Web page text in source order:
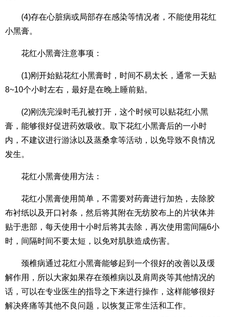
(4)存在心脏病或局部存在感染等情况者，不能使用花红
小黑膏。
花红小黑膏注意事项：
(1)刚开始贴花红小黑膏时，时间不易太长，通常一天贴
8~10个小时左右，最好是在晚上睡前贴。
(2)刚洗完澡时毛孔被打开，这个时候可以贴花红小黑
膏，能够很好促进药效吸收。取下花红小黑膏后的一小时
内，不建议进行游泳以及蒸桑拿等活动，以免导致不良情况
发生。
花红小黑膏使用方法：
花红小黑膏使用简单，不需要对药膏进行加热，去除胶
布衬纸以及开口衬条，然后将其附在无纺胶布上的片状体并
贴于患部，每天使用十小时后将其去除，再次使用需间隔6小
时，间隔时间不要太短，以免对肌肤造成伤害。
颈椎病通过花红小黑膏能够起到一个很好的改善以及缓
解作用，所以大家如果存在颈椎病以及肩周炎等其他情况的
话，可以在专业医生的指导之下来进行操作，这样能够很好
解决疼痛等其他不良问题，以恢复正常生活和工作。